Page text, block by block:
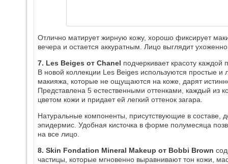
Отлично матирует жирную кожу, хорошо фиксирует
вечера и остается аккуратным. Лицо выглядит
7. Les Beiges от Chanel подчеркивает красоту каждой
В новой коллекции Les Beiges используются простые и
макияжа, которые не ощущаются на коже, дарят
Представлена 5 естественными оттенками, каждый из
цветом кожи и придает ей легкий оттенок загара.
Натуральные компоненты, присутствующие в составе,
эпидермис. Удобная кисточка в форме полумесяца
на все лицо.
8. Skin Fondation Mineral Makeup от Bobbi Brown
частицы, которые мгновенно выравнивают тон кожи,